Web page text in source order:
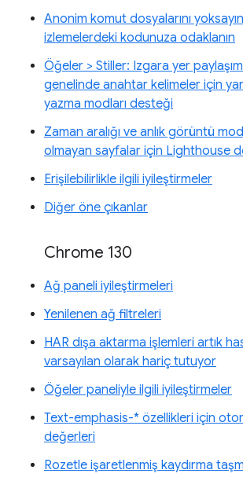
Anonim komut dosyalarını yoksayın
izlemelerdeki kodunuza odaklanın
Öğeler > Stiller: Izgara yer
genelinde anahtar kelimeler için
yazma modları desteği
Zaman aralığı ve anlık görüntü
olmayan sayfalar için Lighthouse
Erişilebilirlikle ilgili iyileştirmeler
Diğer öne çıkanlar
Chrome 130
Ağ paneli iyileştirmeleri
Yenilenen ağ filtreleri
HAR dışa aktarma işlemleri artık
varsayılan olarak hariç tutuyor
Öğeler paneliyle ilgili iyileştirmeler
Text-emphasis-* özellikleri için
değerleri
Rozetle işaretlenmiş kaydırma